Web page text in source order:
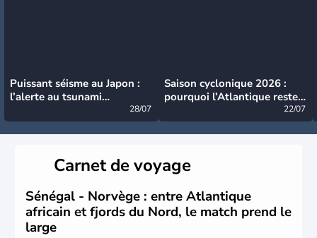
Puissant séisme au Japon :
l’alerte au tsunami
28/07
Saison cyclonique 2026 :
pourquoi l’Atlantique reste
22/07
Carnet de voyage
Sénégal - Norvège : entre Atlantique
africain et fjords du Nord, le match prend le
large